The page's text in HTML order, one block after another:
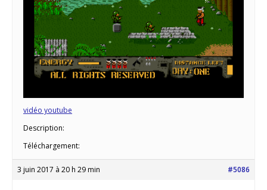
vidéo youtube
Description:
Téléchargement:
3 juin 2017 à 20 h 29 min #5086